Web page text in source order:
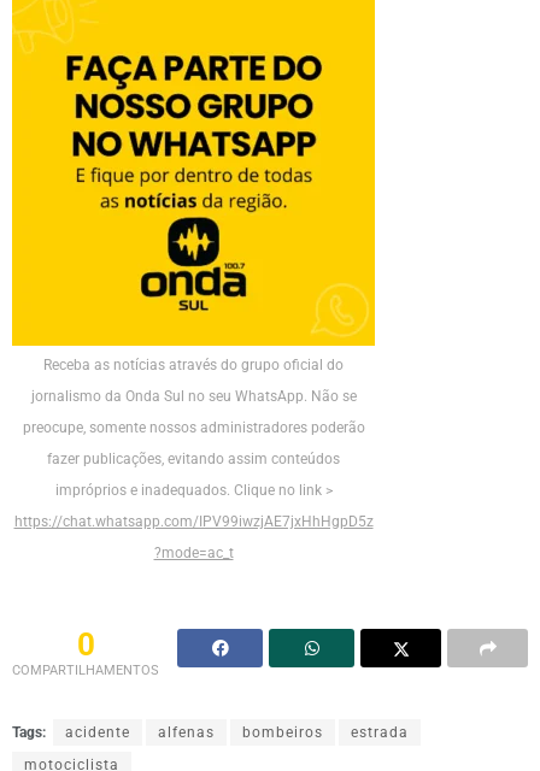
Receba as notícias através do grupo oficial do
jornalismo da Onda Sul no seu WhatsApp. Não se
preocupe, somente nossos administradores poderão
fazer publicações, evitando assim conteúdos
impróprios e inadequados. Clique no link >
https://chat.whatsapp.com/IPV99iwzjAE7jxHhHgpD5z
?mode=ac_t
0
COMPARTILHAMENTOS
Tags: acidente alfenas bombeiros
estrada
motociclista